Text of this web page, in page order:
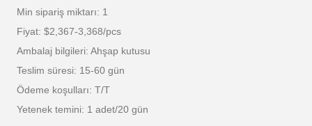
Min sipariş miktarı: 1
Fiyat: $2,367-3,368/pcs
Ambalaj bilgileri: Ahşap kutusu
Teslim süresi: 15-60 gün
Ödeme koşulları: T/T
Yetenek temini: 1 adet/20 gün